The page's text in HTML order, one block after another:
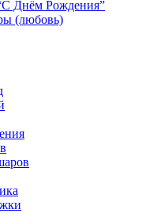
Днём Рождения”
(любовь)